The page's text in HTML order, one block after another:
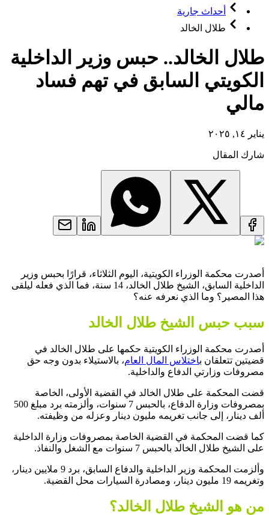
أحداث جارية
طلال الخالد
طلال الخالد.. حبس وزير الداخلية
الكويتي السابق في تهم فساد
مالي
يناير ١٤, ٢٠٢٥
شارك المقال
أصدرت محكمة الوزراء الكويتية، اليوم الثلاثاء، قرارًا بحبس وزير
الداخلية السابق، الشيخ طلال الخالد، 14 سنة، فما الذي فعله ليلقى
هذا المصير؟ وما الذي نعرفه عنه؟
سبب حبس الشيخ طلال الخالد
أصدرت محكمة الوزراء الكويتية حكمها على طلال الخالد في
قضيتين تتعلقان باختلاس المال العام، بالاستيلاء بدون وجه حق
مصروفات وزارتي الدفاع والداخلية.
قضت المحكمة على طلال الخالد في القضية الأولى، الخاصة
بمصروفات وزارة الدفاع، بالحبس 7 سنوات، وألزمته برد مبلغ 500
ألف دينار، إلى جانب تغريمه مليون دينار وعزله من وظيفته.
كما قضت المحكمة في القضية الخاصة بمصروفات وزارة الداخلية
على الشيخ طلال الخالد بالحبس 7 سنوات مع الشغل والنفاذ.
وألزمت المحكمة وزير الداخلية والدفاع السابق، برد 9 ملايين دينار،
وتغريمه 19 مليون دينار، ومصادرة السيارات محل القضية.
من هو الشيخ طلال الخالد؟